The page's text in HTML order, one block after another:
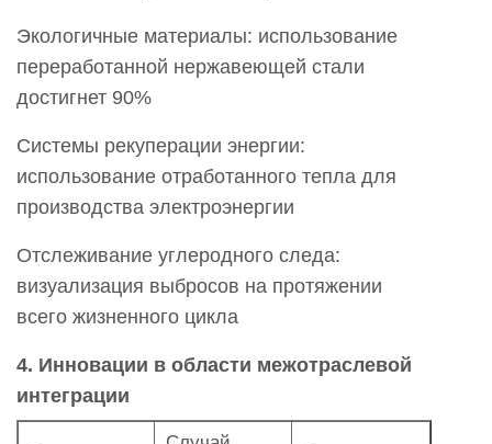
Экологичные материалы: использование
переработанной нержавеющей стали
достигнет 90%
Системы рекуперации энергии:
использование отработанного тепла для
производства электроэнергии
Отслеживание углеродного следа:
визуализация выбросов на протяжении
всего жизненного цикла
4. Инновации в области межотраслевой
интеграции